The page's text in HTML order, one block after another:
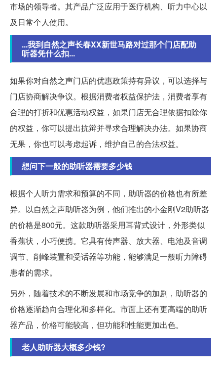
市场的领导者。其产品广泛应用于医疗机构、听力中心以
及日常个人使用。
...我到自然之声长春XX新世马路对过那个门店配助
听器凭什么扣...
如果你对自然之声门店的优惠政策持有异议，可以选择与
门店协商解决争议。根据消费者权益保护法，消费者享有
合理的打折和优惠活动权益，如果门店无合理依据扣除你
的权益，你可以提出抗辩并寻求合理解决办法。如果协商
无果，你也可以考虑起诉，维护自己的合法权益。
想问下一般的助听器需要多少钱
根据个人听力需求和预算的不同，助听器的价格也有所差
异。以自然之声助听器为例，他们推出的小金刚V2助听器
的价格是800元。这款助听器采用耳背式设计，外形类似
香蕉状，小巧便携。它具有传声器、放大器、电池及音调
调节、削峰装置和受话器等功能，能够满足一般听力障碍
患者的需求。
另外，随着技术的不断发展和市场竞争的加剧，助听器的
价格逐渐趋向合理化和多样化。市面上还有更高端的助听
器产品，价格可能较高，但功能和性能更加出色。
老人助听器大概多少钱?